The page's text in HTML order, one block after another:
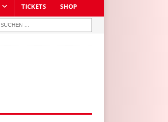
TICKETS SHOP